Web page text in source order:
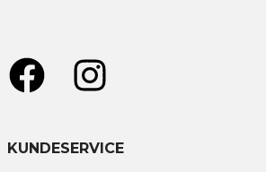
KUNDESERVICE